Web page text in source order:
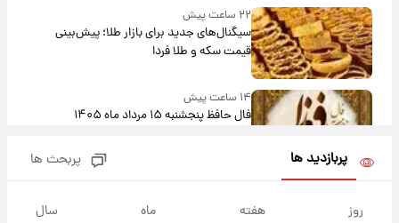
۲۲ ساعت پیش
سیگنال‌های جدید برای بازار طلا؛ پیش‌بینی
قیمت سکه و طلا فردا
۱۴ ساعت پیش
فال حافظ پنجشنبه ۱۵ مرداد ماه ۱۴۰۵
پربازدید ها پربحث ها
روز هفته ماه سال